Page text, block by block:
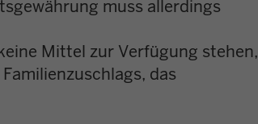
muss allerdings
Mittel zur Verfügung stehen,
das